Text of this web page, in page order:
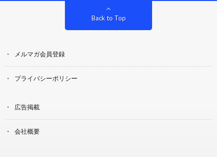
Back to Top
メルマガ会員登録
プライバシーポリシー
広告掲載
会社概要